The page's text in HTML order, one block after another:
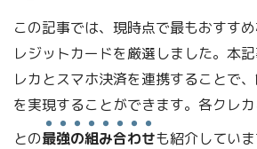
この記事では、現時点で最もおすす
レジットカードを厳選しました。本
レカとスマホ決済を連携することで
を実現することができます。各クレ
との最強の組み合わせも紹介していま